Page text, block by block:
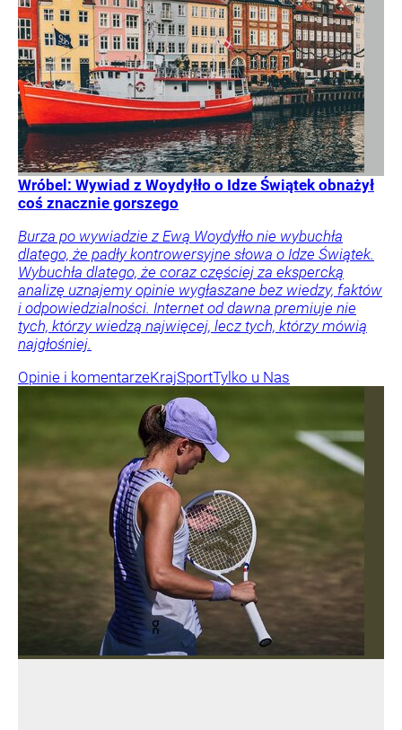
Wróbel: Wywiad z Woydyłło o Idze Świątek obnażył
coś znacznie gorszego
Burza po wywiadzie z Ewą Woydyłło nie wybuchła
dlatego, że padły kontrowersyjne słowa o Idze Świątek.
Wybuchła dlatego, że coraz częściej za ekspercką
analizę uznajemy opinie wygłaszane bez wiedzy, faktów
i odpowiedzialności. Internet od dawna premiuje nie
tych, którzy wiedzą najwięcej, lecz tych, którzy mówią
najgłośniej.
Opinie i komentarzeKrajSportTylko u Nas